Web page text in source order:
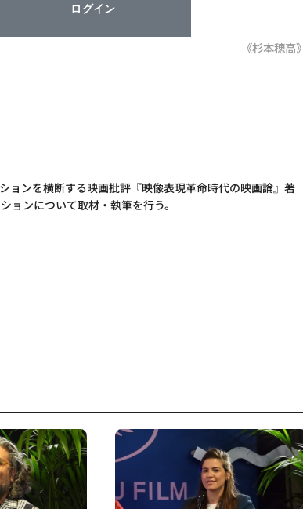
ログイン
《杉本穂高》
ョンを横断する映画批評『映像表現革命時代の映画論』著
ョンについて取材・執筆を行う。